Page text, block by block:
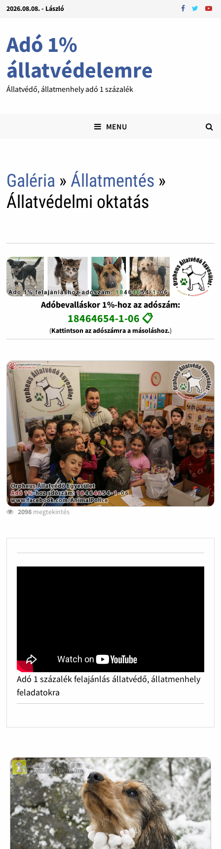
2026.08.08. - László
Adó 1%
állatvédelemre
Állatvédő, állatmenhely adó 1 százalék
MENU
Galéria » Állatmentés »
Állatvédelmi oktatás
Adóbevalláskor 1%-hoz az adószám:
18464654-1-06 📋
(Kattintson az adószámra a másoláshoz.)
2098megtekintés
Adó 1 százalék felajánlás állatvédő, állatmenhely
feladatokra